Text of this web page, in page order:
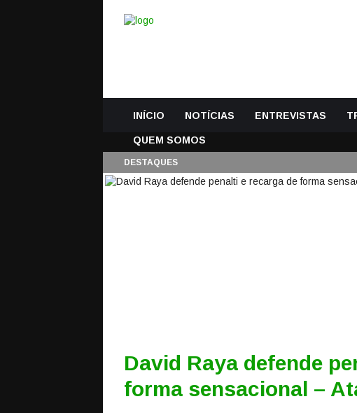
INÍCIO NOTÍCIAS ENTREVISTAS
QUEM SOMOS
DESTAQUES
David Raya defende
forma sensacional –